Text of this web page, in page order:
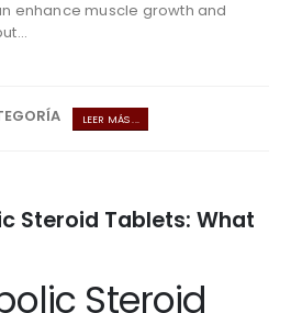
enhance muscle growth and
LEER MÁS ...
Steroid Tablets: What
Steroid